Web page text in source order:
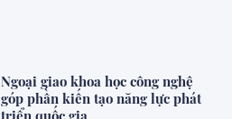
Ngoại giao khoa học công nghệ
góp phần kiến tạo năng lực phát